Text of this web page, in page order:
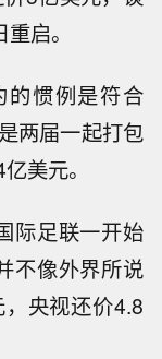
启。
的惯例是符合
两届一起打包
美元。
际足联一开始
不像外界所说
央视还价4.8